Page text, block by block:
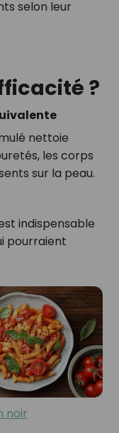
selon leur
?
nettoie
les corps
sur la peau.
indispensable
pourraient
noir